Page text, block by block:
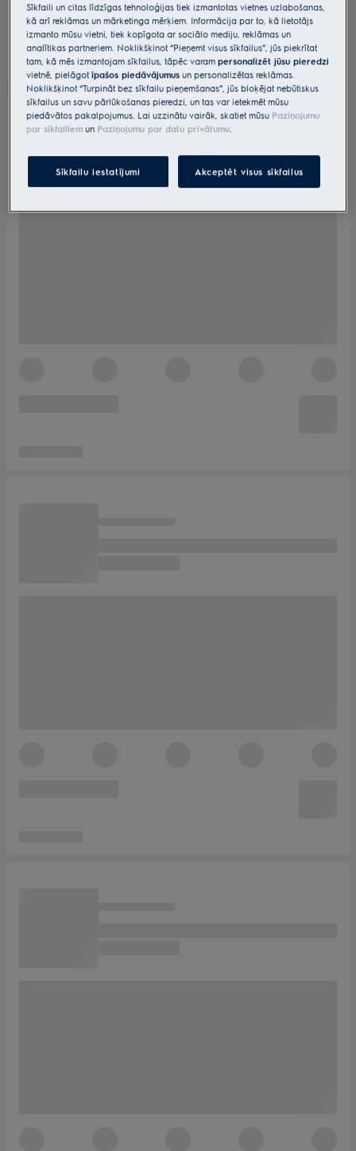
Sīkfaili un citas līdzīgas tehnoloģijas tiek izmantotas vietnes uzlabošanas,
kā arī reklāmas un mārketinga mērķiem. Informācija par to, kā lietotājs
izmanto mūsu vietni, tiek kopīgota ar sociālo mediju, reklāmas un
analītikas partneriem. Noklikšķinot “Pieņemt visus sīkfailus”, jūs piekrītat
tam, kā mēs izmantojam sīkfailus, tāpēc varampersonalizēt jūsu pieredzi
vietnē, pielāgotīpašos piedāvājumus un personalizētas reklāmas.
Noklikšķinot “Turpināt bez sīkfailu pieņemšanas”, jūs bloķējat nebūtiskus
sīkfailus un savu pārlūkošanas pieredzi, un tas var ietekmēt mūsu
piedāvātos pakalpojumus. Lai uzzinātu vairāk, skatiet mūsu Paziņojumu
par sīkfailiem un Paziņojumu par datu privātumu.
Sīkfailu iestatījumi Akceptēt visus sīkfailus